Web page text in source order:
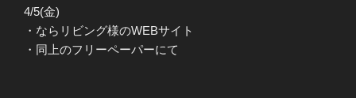
4/5(金)
・ならリビング様のWEBサイト
・同上のフリーペーパーにて